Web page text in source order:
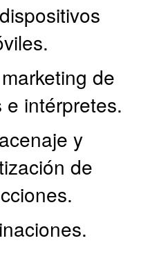
de
intérpretes.
y
de